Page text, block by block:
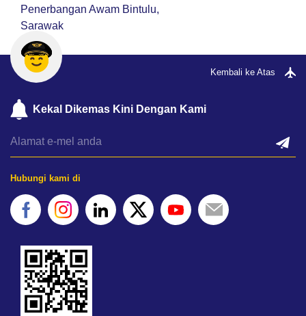
Penerbangan Awam Bintulu,
Sarawak
Kembali ke Atas
Kekal Dikemas Kini Dengan Kami
Hubungi kami di